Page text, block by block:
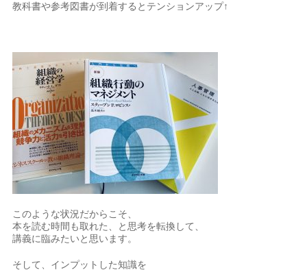
教科書や参考図書が到着するとテンションアップ↑
このような状況だからこそ、
本を読む時間も取れた、と思考を転換して、
講義に臨みたいと思います。
そして、インプットした知識を